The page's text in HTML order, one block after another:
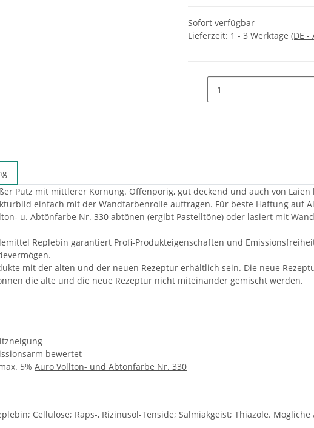
Sofort verfügbar
Lieferzeit: 1 - 3 Werktage (DE
Putz mit mittlerer Körnung. Offenporig, gut deckend und auch von
einfach mit der Wandfarbenrolle auftragen. Für beste Haftung auf
u. Abtönfarbe Nr. 330 abtönen (ergibt Pastelltöne) oder lasiert mit
Replebin garantiert Profi-Produkteigenschaften und
mit der alten und der neuen Rezeptur erhältlich sein. Die neue
die alte und die neue Rezeptur nicht miteinander gemischt werden.
bewertet
5% Auro Vollton- und Abtönfarbe Nr. 330
Cellulose; Raps-, Rizinusöl-Tenside; Salmiakgeist; Thiazole.